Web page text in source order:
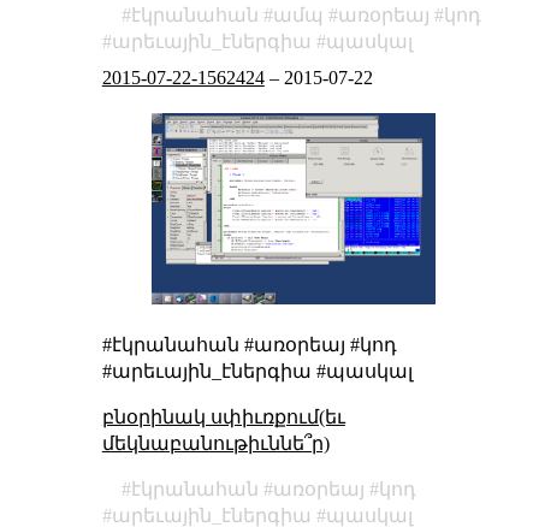
էկրանահան ամպ առօրեայ
կոդ
արեւային_էներգիա
պասկալ
2015-07-22-1562424– 2015-07-22
#էկրանահան #առօրեայ #կոդ
#արեւային_էներգիա #պասկալ
բնօրինակ սփիւռքում(եւ
մեկնաբանութիւննե՞ր)
էկրանահան առօրեայ
կոդ
արեւային_էներգիա
պասկալ